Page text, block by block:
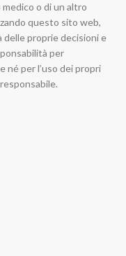
o di un altro
questo sito web,
delle proprie decisioni e
per
né per l’uso dei propri